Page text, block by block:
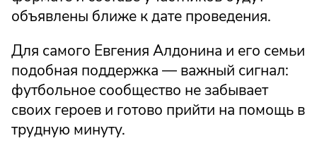
объявлены ближе к дате проведения.
Для самого Евгения Алдонина и его семьи
подобная поддержка — важный сигнал:
футбольное сообщество не забывает
своих героев и готово прийти на помощь в
трудную минуту.